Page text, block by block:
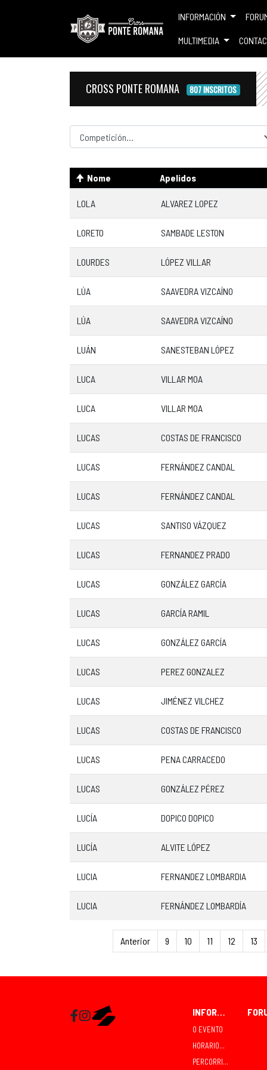
INFORMACIÓN
MULTIMEDIA
CROSS PONTE ROMANA 807 INSCRITOS
Competicion
Nome Apelidos
LOLA ALVAREZ LOPEZ
LORETO SAMBADE LESTON
LOURDES LÓPEZ VILLAR
LÚA SAAVEDRA VIZCAÍNO
LÚA SAAVEDRA VIZCAÍNO
LUÁN SANESTEBAN LÓPEZ
LUCA VILLAR MOA
LUCA VILLAR MOA
LUCAS COSTAS DE FRANCISCO
LUCAS FERNÁNDEZ CANDAL
LUCAS FERNÁNDEZ CANDAL
LUCAS SANTISO VÁZQUEZ
LUCAS FERNANDEZ PRADO
LUCAS GONZÁLEZ GARCÍA
LUCAS GARCÍA RAMIL
LUCAS GONZÁLEZ GARCÍA
LUCAS PEREZ GONZALEZ
LUCAS JIMÉNEZ VILCHEZ
LUCAS COSTAS DE FRANCISCO
LUCAS PENA CARRACEDO
LUCAS GONZÁLEZ PÉREZ
LUCÍA DOPICO DOPICO
LUCÍA ALVITE LÓPEZ
LUCIA FERNANDEZ LOMBARDIA
LUCIA FERNÁNDEZ LOMBARDÍA
Anterior 9 10 11 12 13
INFORMACIÓN
O EVENTO
HORARIOS E COMPETICIÓNS
PERCORRIDOS
Facebook
InstagramRaceMapp